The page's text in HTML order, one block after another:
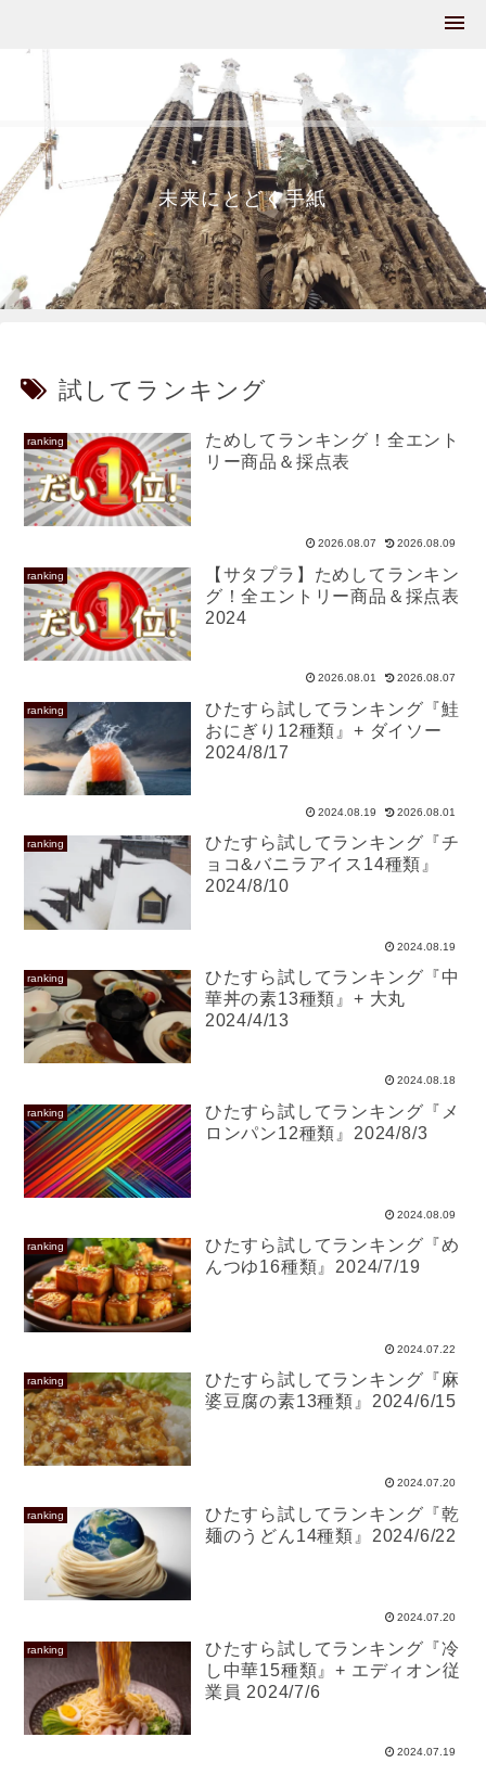
未来にとどく手紙
試してランキング
ranking
ためしてランキング！全エント
リー商品＆採点表
2026.08.07 2026.08.09
ranking
【サタプラ】ためしてランキン
グ！全エントリー商品＆採点表
2024
2026.08.01 2026.08.07
ranking
ひたすら試してランキング『鮭
おにぎり12種類』+ ダイソー
2024/8/17
2024.08.19 2026.08.01
ranking
ひたすら試してランキング『チ
ョコ&バニラアイス14種類』
2024/8/10
2024.08.19
ranking
ひたすら試してランキング『中
華丼の素13種類』+ 大丸
2024/4/13
2024.08.18
ranking
ひたすら試してランキング『メ
ロンパン12種類』2024/8/3
2024.08.09
ranking
ひたすら試してランキング『め
んつゆ16種類』2024/7/19
2024.07.22
ranking
ひたすら試してランキング『麻
婆豆腐の素13種類』2024/6/15
2024.07.20
ranking
ひたすら試してランキング『乾
麺のうどん14種類』2024/6/22
2024.07.20
ranking
ひたすら試してランキング『冷
し中華15種類』+ エディオン従
業員 2024/7/6
2024.07.19